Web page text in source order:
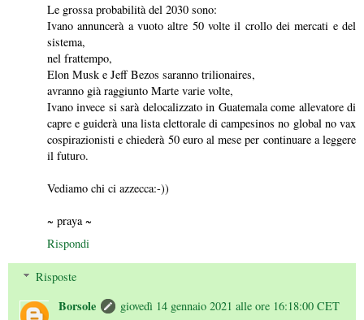
Le grossa probabilità del 2030 sono:
Ivano annuncerà a vuoto altre 50 volte il crollo dei mercati e del
sistema,
nel frattempo,
Elon Musk e Jeff Bezos saranno trilionaires,
avranno già raggiunto Marte varie volte,
Ivano invece si sarà delocalizzato in Guatemala come allevatore di
capre e guiderà una lista elettorale di campesinos no global no vax
cospirazionisti e chiederà 50 euro al mese per continuare a leggere
il futuro.
Vediamo chi ci azzecca:-))
~ praya ~
Rispondi
Risposte
Borsole
giovedì 14 gennaio 2021 alle ore 16:18:00 CET